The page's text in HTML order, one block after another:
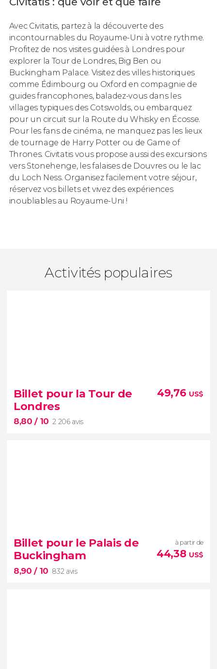
Avec Civitatis, partez à la découverte des
incontournables du Royaume-Uni à votre rythme.
Profitez de nos visites guidées à Londres pour
explorer la Tour de Londres, Big Ben ou
Buckingham Palace. Visitez des villes historiques
comme Édimbourg ou Oxford en compagnie de
guides francophones, baladez-vous dans les
villages typiques des Cotswolds, ou embarquez
pour un circuit sur la Route du Whisky en Écosse.
Pour les fans de cinéma, ne manquez pas les lieux
de tournage de Harry Potter ou de Game of
Thrones. Civitatis vous propose aussi des excursions
vers Stonehenge, les falaises de Douvres ou le lac
du Loch Ness. Organisez facilement votre séjour,
réservez vos billets et vivez des expériences
inoubliables au Royaume-Uni !
Activités populaires
Billet pour la Tour de
Londres
8,80/ 10 2 206 avis
49,76 US$
2 206 avis
billet pour la Tour de Londres
forteresse médiévale
joyaux de la
couronne britannique
Billet pour le Palais de
Buckingham
8,90/ 10 832 avis
à partir de
44,38 US$